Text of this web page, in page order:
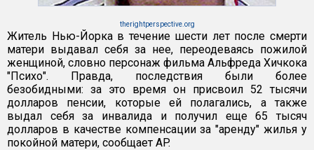
therightperspective.org
Житель Нью-Йорка в течение шести лет после смерти
матери выдавал себя за нее, переодеваясь пожилой
женщиной, словно персонаж фильма Альфреда Хичкока
"Психо". Правда, последствия были более
безобидными: за это время он присвоил 52 тысячи
долларов пенсии, которые ей полагались, а также
выдал себя за инвалида и получил еще 65 тысяч
долларов в качестве компенсации за "аренду" жилья у
покойной матери, сообщает AP.